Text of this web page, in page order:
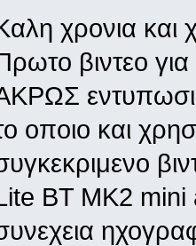
χρονια και
βιντεο
οποιο και
BT MK2